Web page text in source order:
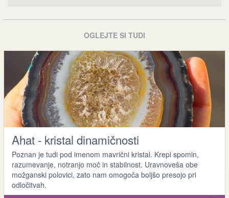
OGLEJTE SI TUDI
Ahat - kristal dinamičnosti
Poznan je tudi pod imenom mavrični kristal. Krepi spomin,
razumevanje, notranjo moč in stabilnost. Uravnoveša obe
možganski polovici, zato nam omogoča boljšo presojo pri
odločitvah.